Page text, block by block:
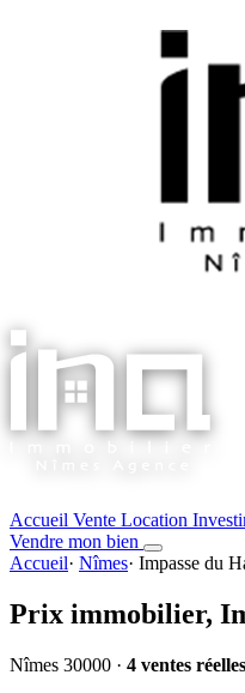
Accueil Vente Location
Vendre mon bien
Accueil· Nîmes· Impasse du
Prix immobilier,
Nîmes 30000 · 4 ventes réelles